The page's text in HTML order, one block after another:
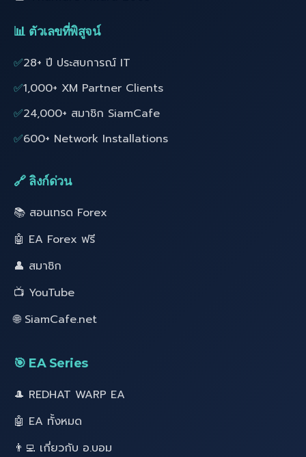
📊 ตัวเลขที่พิสูจน์
✅28+ ปี ประสบการณ์ IT
✅1,000+ XM Partner Clients
✅24,000+ สมาชิก SiamCafe
✅600+ Network Installations
🔗 ลิงก์ด่วน
📚 สอนเทรด Forex
🤖 EA Forex ฟรี
👤 สมาชิก
📺 YouTube
🌐 SiamCafe.net
🎯 EA Series
🎩 REDHAT WARP EA
🤖 EA ทั้งหมด
👨‍💻 เกี่ยวกับ อ.บอม